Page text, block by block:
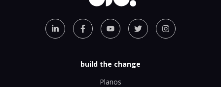
build the change
Planos